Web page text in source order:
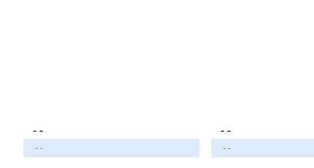
- -
- -
- -
- -